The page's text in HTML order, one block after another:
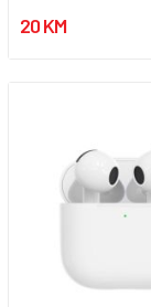
vrijeme razgovora
reprodukcija glazbe
20 KM